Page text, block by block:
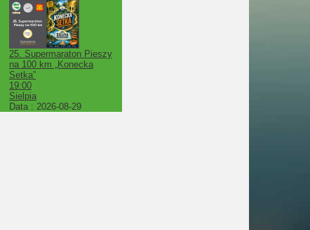
25. Supermaraton Pieszy
na 100 km „Konecka
Setka”
19:00
Sielpia
Data : 2026-08-29